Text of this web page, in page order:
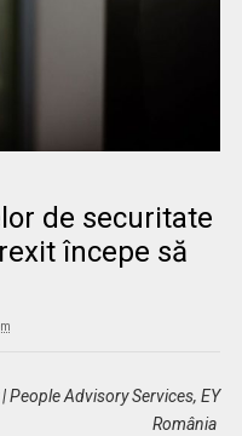
de securitate
începe să
| People Advisory Services, EY
România